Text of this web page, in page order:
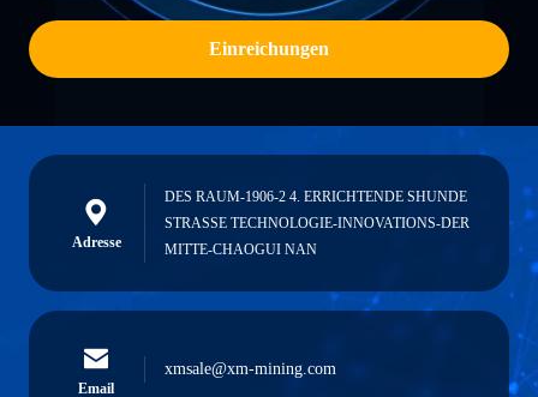
Einreichungen
Adresse
DES RAUM-1906-2 4. ERRICHTENDE SHUNDE
STRASSE TECHNOLOGIE-INNOVATIONS-DER
MITTE-CHAOGUI NAN
Email
xmsale@xm-mining.com